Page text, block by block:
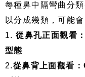
每種鼻中隔彎曲分
以分成幾類，可能會
1.從鼻孔正面觀看
型態
2.從鼻背上面觀看